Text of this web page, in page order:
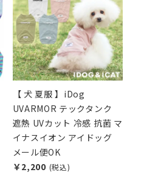
【 犬 夏服 】iDog
UVARMOR テックタンク
遮熱 UVカット 冷感 抗菌 マ
イナスイオン アイドッグ
メール便OK
￥2,200 (税込)